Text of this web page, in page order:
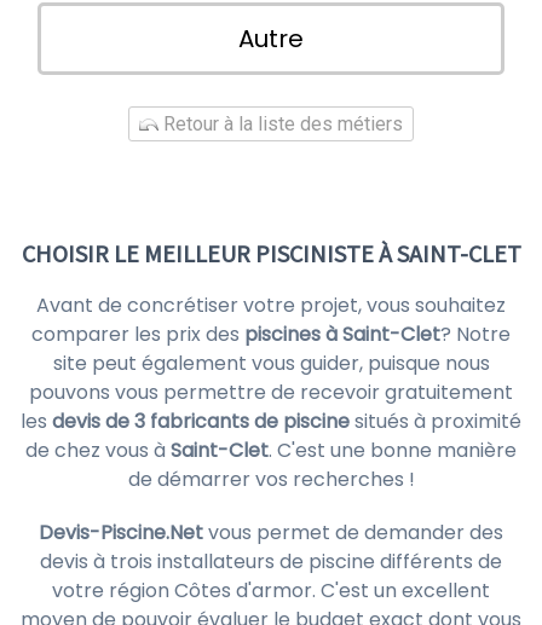
Autre
Retour à la liste des métiers
CHOISIR LE MEILLEUR PISCINISTE À SAINT-CLET
Avant de concrétiser votre projet, vous souhaitez
comparer les prix des piscines à Saint-Clet? Notre
site peut également vous guider, puisque nous
pouvons vous permettre de recevoir gratuitement
les devis de 3 fabricants de piscinesitués à proximité
de chez vous à Saint-Clet. C'est une bonne manière
de démarrer vos recherches !
Devis-Piscine.Netvous permet de demander des
devis à trois installateurs de piscine différents de
votre région Côtes d'armor. C'est un excellent